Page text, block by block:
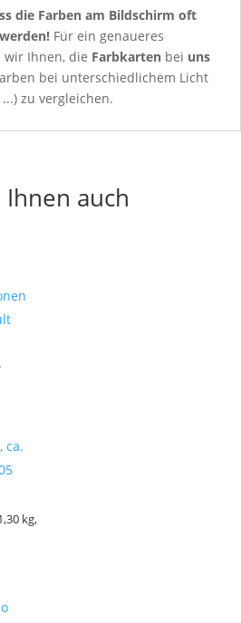
die Farben am Bildschirm oft
Für ein genaueres
Ihnen, die Farbkarten bei uns
bei unterschiedlichem Licht
zu vergleichen.
auch
kg,